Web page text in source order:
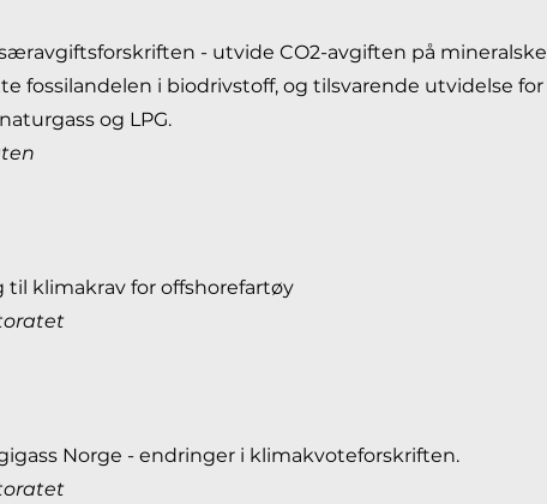
- utvide CO2-avgiften på mineralske
fossilandelen i biodrivstoff, og tilsvarende utvidelse for
og LPG.
til klimakrav for offshorefartøy
Norge - endringer i klimakvoteforskriften.